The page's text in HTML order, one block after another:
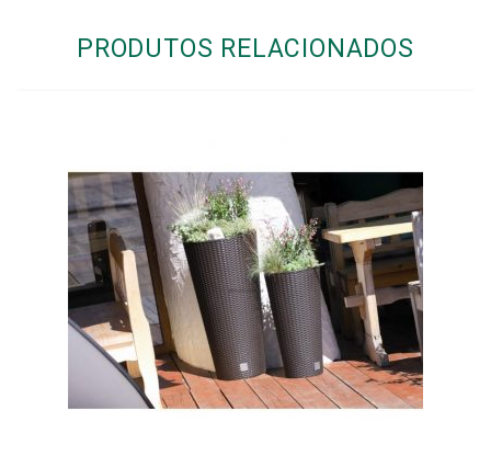
PRODUTOS RELACIONADOS